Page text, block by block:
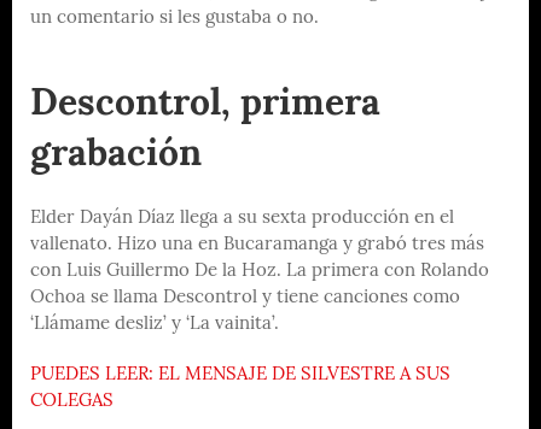
un comentario si les gustaba o no.
Descontrol, primera
grabación
Elder Dayán Díaz llega a su sexta producción en el
vallenato. Hizo una en Bucaramanga y grabó tres más
con Luis Guillermo De la Hoz. La primera con Rolando
Ochoa se llama Descontrol y tiene canciones como
‘Llámame desliz’ y ‘La vainita’.
PUEDES LEER: EL MENSAJE DE SILVESTRE A SUS
COLEGAS